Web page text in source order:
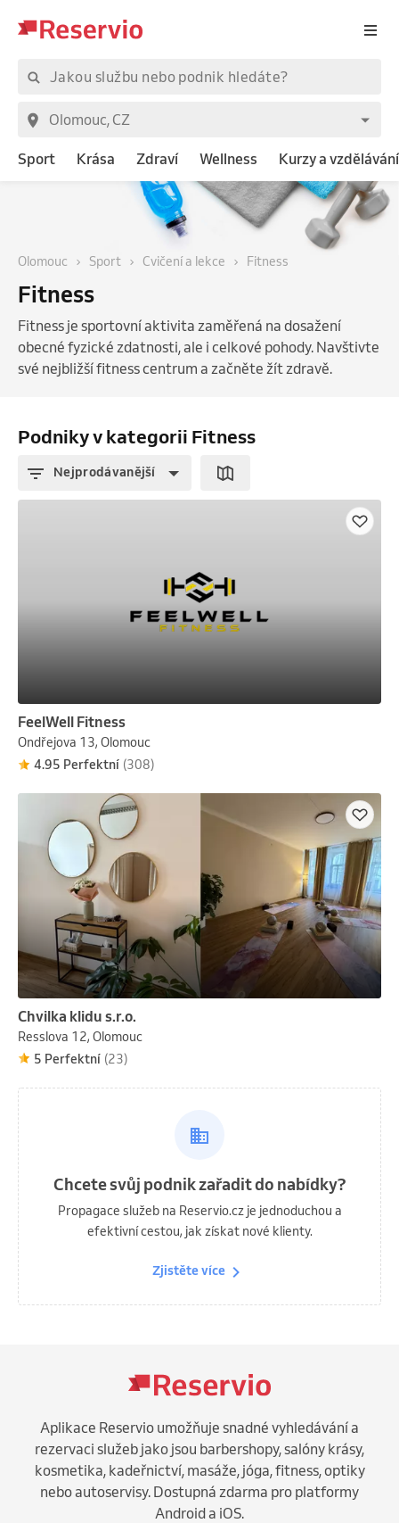
Sport Krása Zdraví Wellness Kurzy a vzdělávání
Olomouc Sport Cvičení a lekce Fitness
Fitness
Fitness je sportovní aktivita zaměřená na dosažení
obecné fyzické zdatnosti, ale i celkové pohody. Navštivte
své nejbližší fitness centrum a začněte žít zdravě.
Podniky v kategorii Fitness
Nejprodávanější
FeelWell Fitness
Ondřejova 13, Olomouc
4.95 Perfektní (308)
Chvilka klidu s.r.o.
Resslova 12, Olomouc
5 Perfektní (23)
Chcete svůj podnik zařadit do nabídky?
Propagace služeb na Reservio.cz je jednoduchou a
efektivní cestou, jak získat nové klienty.
Zjistěte více
Aplikace Reservio umožňuje snadné vyhledávání a
rezervaci služeb jako jsou barbershopy, salóny krásy,
kosmetika, kadeřnictví, masáže, jóga, fitness, optiky
nebo autoservisy. Dostupná zdarma pro platformy
Android a iOS.